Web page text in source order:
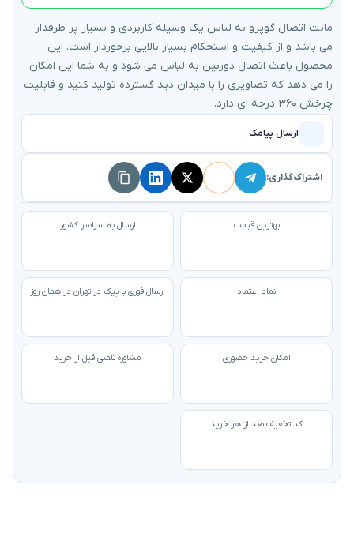
مانت اتصال گوپرو به لباس یک وسیله کاربردی و بسیار پر طرفدار
می باشد و از کیفیت و استحکام بسیار بالایی برخوردار است. این
محصول باعث اتصال دوربین به لباس می شود و به شما این امکان
را می دهد که تصاویری را با میدان دید گسترده تولید کنید و قابلیت
چرخش ۳۶۰ درجه ای دارد.
ارسال پیامک
اشتراک‌گذاری:
بهترین قیمت ارسال به سراسر کشور
نماد اعتماد ارسال فوری با پیک در تهران در همان روز
امکان خرید حضوری مشاوره تلفنی قبل از خرید
کد تخفیف بعد از هر خرید